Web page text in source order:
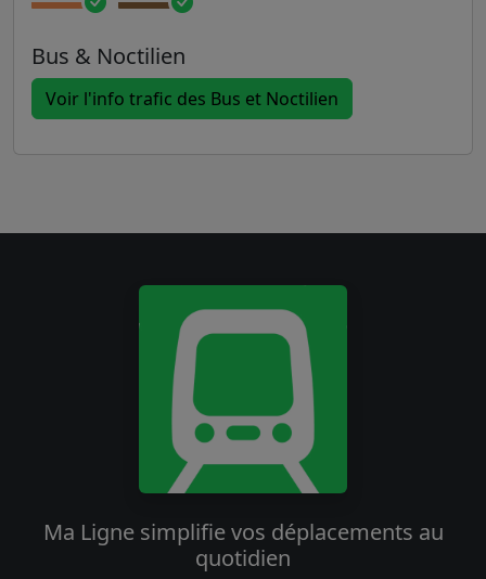
Bus & Noctilien
Voir l'info trafic des Bus et Noctilien
Ma Ligne simplifie vos déplacements au
quotidien